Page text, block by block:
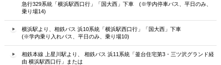
急行329系統「横浜駅西口行」「国大西」下車 (※学内停車バス、平日のみ、
乗り場14)
横浜駅より、相鉄バス 浜10系統「横浜駅西口行」「国大西」下車
(※学内乗り入れバス、平日のみ、乗り場10)
相鉄本線 上星川駅より、 相鉄バス 浜11系統「釜台住宅第3・三ツ沢グランド経
由 横浜駅西口行」または